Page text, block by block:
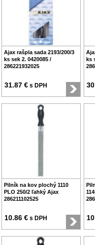
Ajax rašpla sada 2193/200/3
ks sek 2. 0420085 /
286221932025
31.87 € s DPH
ks
Pilník na kov plochý 1110
PLO 250/2 ľahký Ajax
286211102525
10.86 € s DPH